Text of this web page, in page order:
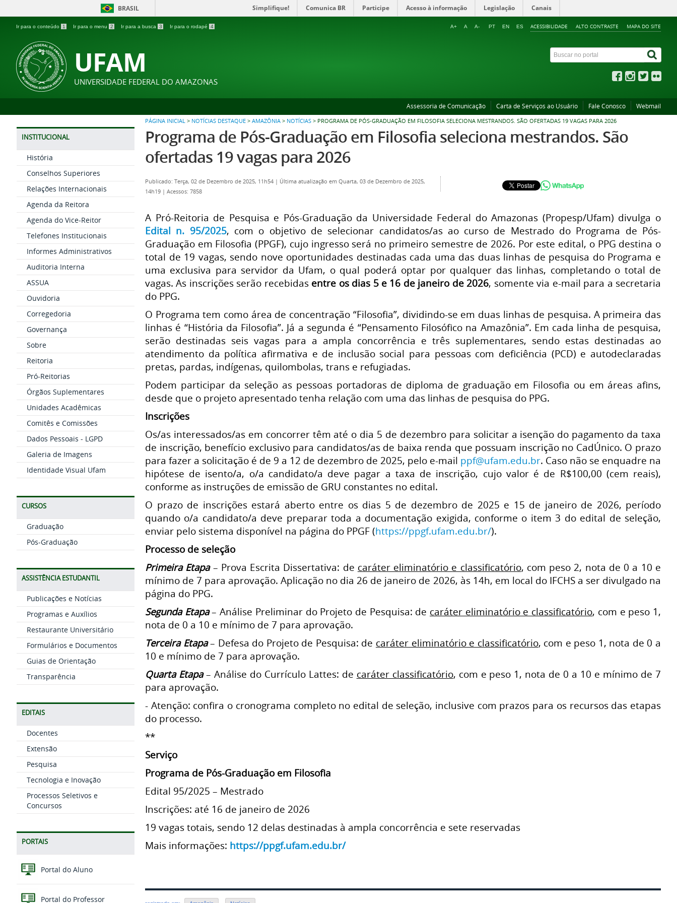
BRASIL Simplifique! Comunica BR Participe Acesso à informação Legislação Canais
Ir para o conteúdo 1 Ir para o menu 2 Ir para a busca 3 Ir para o rodapé 4 ACESSIBILIDADE ALTO CONTRASTE MAPA DO SITE
A+ A A- PT EN ES
UFAM
UNIVERSIDADE FEDERAL DO AMAZONAS
Assessoria de Comunicação Carta de Serviços ao Usuário Fale Conosco Webmail
PÁGINA INICIAL > NOTÍCIAS DESTAQUE > AMAZÔNIA > NOTÍCIAS > PROGRAMA DE PÓS-GRADUAÇÃO EM FILOSOFIA SELECIONA MESTRANDOS. SÃO OFERTADAS 19 VAGAS PARA 2026
INSTITUCIONAL
História
Conselhos Superiores
Relações Internacionais
Agenda da Reitora
Agenda do Vice-Reitor
Telefones Institucionais
Informes Administrativos
Auditoria Interna
ASSUA
Ouvidoria
Corregedoria
Governança
Sobre
Reitoria
Pró-Reitorias
Órgãos Suplementares
Unidades Acadêmicas
Comitês e Comissões
Dados Pessoais - LGPD
Galeria de Imagens
Identidade Visual Ufam
CURSOS
Graduação
Pós-Graduação
ASSISTÊNCIA ESTUDANTIL
Publicações e Notícias
Programas e Auxílios
Restaurante Universitário
Formulários e Documentos
Guias de Orientação
Transparência
EDITAIS
Docentes
Extensão
Pesquisa
Tecnologia e Inovação
Processos Seletivos e
Concursos
PORTAIS
Portal do Aluno
Portal do Professor
Programa de Pós-Graduação em Filosofia seleciona mestrandos. São
ofertadas 19 vagas para 2026
Publicado: Terça, 02 de Dezembro de 2025, 11h54 | Última atualização em Quarta, 03 de Dezembro de 2025,
14h19 | Acessos: 7858
A Pró-Reitoria de Pesquisa e Pós-Graduação da Universidade Federal do Amazonas (Propesp/Ufam) divulga o
Edital n. 95/2025, com o objetivo de selecionar candidatos/as ao curso de Mestrado do Programa de Pós-
Graduação em Filosofia (PPGF), cujo ingresso será no primeiro semestre de 2026. Por este edital, o PPG destina o
total de 19 vagas, sendo nove oportunidades destinadas cada uma das duas linhas de pesquisa do Programa e
uma exclusiva para servidor da Ufam, o qual poderá optar por qualquer das linhas, completando o total de
vagas. As inscrições serão recebidas entre os dias 5 e 16 de janeiro de 2026, somente via e-mail para a secretaria
do PPG.
O Programa tem como área de concentração “Filosofia”, dividindo-se em duas linhas de pesquisa. A primeira das
linhas é “História da Filosofia”. Já a segunda é “Pensamento Filosófico na Amazônia”. Em cada linha de pesquisa,
serão destinadas seis vagas para a ampla concorrência e três suplementares, sendo estas destinadas ao
atendimento da política afirmativa e de inclusão social para pessoas com deficiência (PCD) e autodeclaradas
pretas, pardas, indígenas, quilombolas, trans e refugiadas.
Podem participar da seleção as pessoas portadoras de diploma de graduação em Filosofia ou em áreas afins,
desde que o projeto apresentado tenha relação com uma das linhas de pesquisa do PPG.
Inscrições
Os/as interessados/as em concorrer têm até o dia 5 de dezembro para solicitar a isenção do pagamento da taxa
de inscrição, benefício exclusivo para candidatos/as de baixa renda que possuam inscrição no CadÚnico. O prazo
para fazer a solicitação é de 9 a 12 de dezembro de 2025, pelo e-mail ppf@ufam.edu.br. Caso não se enquadre na
hipótese de isento/a, o/a candidato/a deve pagar a taxa de inscrição, cujo valor é de R$100,00 (cem reais),
conforme as instruções de emissão de GRU constantes no edital.
O prazo de inscrições estará aberto entre os dias 5 de dezembro de 2025 e 15 de janeiro de 2026, período
quando o/a candidato/a deve preparar toda a documentação exigida, conforme o item 3 do edital de seleção,
enviar pelo sistema disponível na página do PPGF (https://ppgf.ufam.edu.br/).
Processo de seleção
Primeira Etapa– Prova Escrita Dissertativa: de caráter eliminatório e classificatório, com peso 2, nota de 0 a 10 e
mínimo de 7 para aprovação. Aplicação no dia 26 de janeiro de 2026, às 14h, em local do IFCHS a ser divulgado na
página do PPG.
Segunda Etapa– Análise Preliminar do Projeto de Pesquisa: de caráter eliminatório e classificatório, com e peso 1,
nota de 0 a 10 e mínimo de 7 para aprovação.
Terceira Etapa– Defesa do Projeto de Pesquisa: de caráter eliminatório e classificatório, com e peso 1, nota de 0 a
10 e mínimo de 7 para aprovação.
Quarta Etapa– Análise do Currículo Lattes: de caráter classificatório, com e peso 1, nota de 0 a 10 e mínimo de 7
para aprovação.
- Atenção: confira o cronograma completo no edital de seleção, inclusive com prazos para os recursos das etapas
do processo.
**
Serviço
Programa de Pós-Graduação em Filosofia
Edital 95/2025 – Mestrado
Inscrições: até 16 de janeiro de 2026
19 vagas totais, sendo 12 delas destinadas à ampla concorrência e sete reservadas
Mais informações: https://ppgf.ufam.edu.br/